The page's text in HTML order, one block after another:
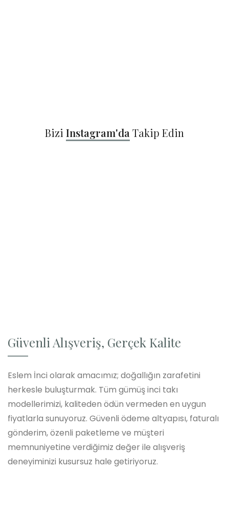
Bizi Instagram'da Takip Edin
Güvenli Alışveriş, Gerçek Kalite
Eslem İnci olarak amacımız; doğallığın zarafetini
herkesle buluşturmak. Tüm gümüş inci takı
modellerimizi, kaliteden ödün vermeden en uygun
fiyatlarla sunuyoruz. Güvenli ödeme altyapısı, faturalı
gönderim, özenli paketleme ve müşteri
memnuniyetine verdiğimiz değer ile alışveriş
deneyiminizi kusursuz hale getiriyoruz.